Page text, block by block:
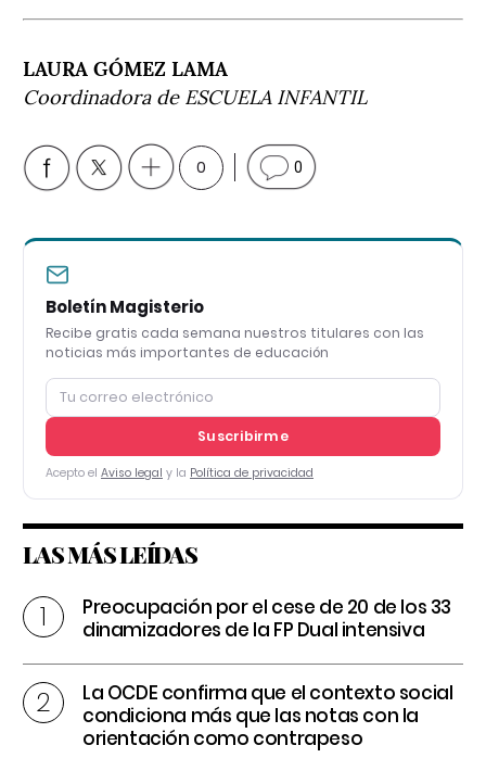
LAURA GÓMEZ LAMA
Coordinadora de ESCUELA INFANTIL
0 0
Boletín Magisterio
Recibe gratis cada semana nuestros titulares con las
noticias más importantes de educación
Suscribirme
Acepto el Aviso legal y la Política de privacidad
LAS MÁS LEÍDAS
Preocupación por el cese de 20 de los 33
dinamizadores de la FP Dual intensiva
La OCDE confirma que el contexto social
condiciona más que las notas con la
orientación como contrapeso